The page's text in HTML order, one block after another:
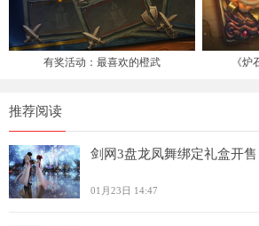
有奖活动：最喜欢的橙武 《
推荐阅读
剑网3盘龙凤舞绑定礼盒开售
01月23日 14:47